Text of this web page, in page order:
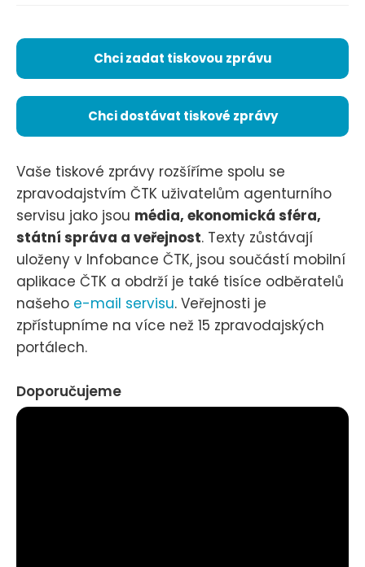
Chci zadat tiskovou zprávu
Chci dostávat tiskové zprávy
Vaše tiskové zprávy rozšíříme spolu se
zpravodajstvím ČTK uživatelům agenturního
servisu jako jsou média, ekonomická sféra,
státní správa a veřejnost. Texty zůstávají
uloženy v Infobance ČTK, jsou součástí mobilní
aplikace ČTK a obdrží je také tisíce odběratelů
našeho e-mail servisu. Veřejnosti je
zpřístupníme na více než 15 zpravodajských
portálech.
Doporučujeme